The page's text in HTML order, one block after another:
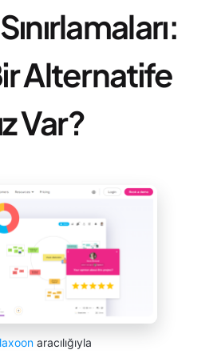
Alternatife
Var?
aracılığıyla